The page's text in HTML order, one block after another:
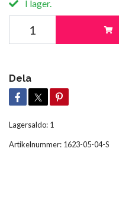
I lager.
Dela
Lagersaldo: 1
Artikelnummer: 1623-05-04-S